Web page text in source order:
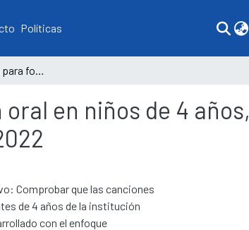
Políticas
Canciones infantiles para fomentar la expresión oral en niños de 4 años, Institución Privada "San Juan Obrero" Tumbes, 2022
en niños de 4 años,
Comprobar que las canciones
de 4 años de la institución
con el enfoque